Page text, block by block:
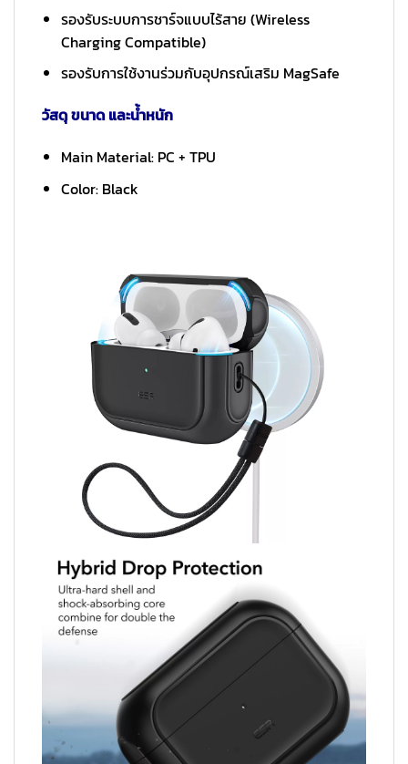
รองรับระบบการชาร์จแบบไร้สาย (Wireless
Charging Compatible)
รองรับการใช้งานร่วมกับอุปกรณ์เสริม MagSafe
วัสดุ ขนาด และน้ำหนัก
Main Material: PC + TPU
Color: Black